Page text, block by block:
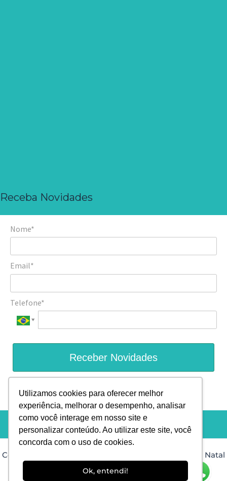
Utilizamos cookies para oferecer melhor
experiência, melhorar o desempenho, analisar
como você interage em nosso site e
personalizar conteúdo. Ao utilizar este site, você
concorda com o uso de cookies.
Ok, entendi!
Receba Novidades
Nome*
Email*
Telefone*
Receber Novidades
Prometemos não utilizar suas informações de contato para
enviar qualquer tipo de SPAM.
Copyright © 2026 Dra. Isis Muniz Dermatologista em Natal
Desenvolvido por: PHD Virtual